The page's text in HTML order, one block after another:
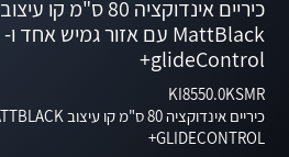
כיריים אינדוקציה 80 ס"מ קו עיצוב
MattBlack עם אזור גמיש אחד ו-
glideControl+
KI8550.0KSMR
GLIDECONTROL+